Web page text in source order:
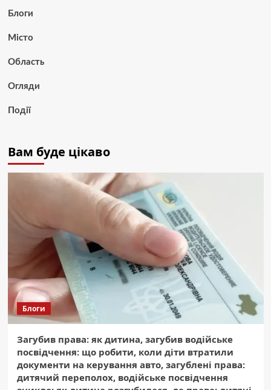
Блоги
Місто
Область
Огляди
Події
Вам буде цікаво
Блоги
Загубив права: як дитина, загубив водійське
посвідчення: що робити, коли діти втратили
документи на керування авто, загублені права:
дитячий переполох, водійське посвідчення